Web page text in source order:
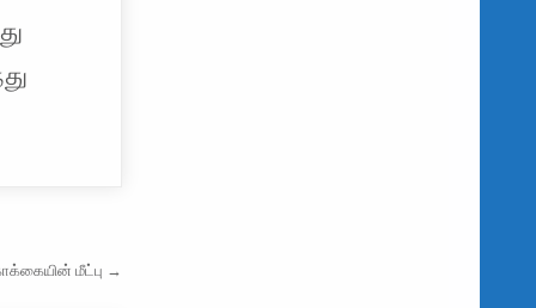
மீட்பு →